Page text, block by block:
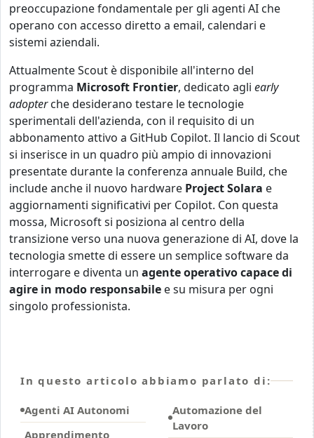
preoccupazione fondamentale per gli agenti AI che
operano con accesso diretto a email, calendari e
sistemi aziendali.
Attualmente Scout è disponibile all'interno del
programma Microsoft Frontier, dedicato agli early
adopterche desiderano testare le tecnologie
sperimentali dell'azienda, con il requisito di un
abbonamento attivo a GitHub Copilot. Il lancio di Scout
si inserisce in un quadro più ampio di innovazioni
presentate durante la conferenza annuale Build, che
include anche il nuovo hardware Project Solara e
aggiornamenti significativi per Copilot. Con questa
mossa, Microsoft si posiziona al centro della
transizione verso una nuova generazione di AI, dove la
tecnologia smette di essere un semplice software da
interrogare e diventa un agente operativo capace di
agire in modo responsabile e su misura per ogni
singolo professionista.
In questo articolo abbiamo parlato di:
Agenti AI Autonomi
Apprendimento
Automazione del
Lavoro